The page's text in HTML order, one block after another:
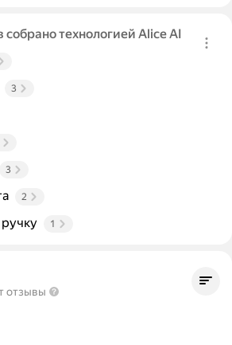
технологией Alice AI
3
3
2
1
отзывы